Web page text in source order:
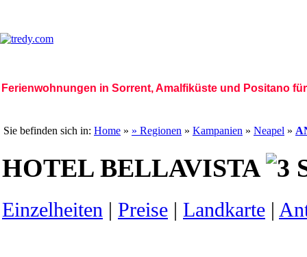
Ferienwohnungen in Sorrent, Amalfiküste und Positano
Sie befinden sich in: Home » » Regionen » Kampanien » Neapel »
HOTEL BELLAVISTA
Einzelheiten | Preise | Landkarte |